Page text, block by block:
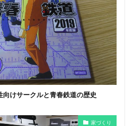
けサークルと青春鉄道の歴史
家づくり